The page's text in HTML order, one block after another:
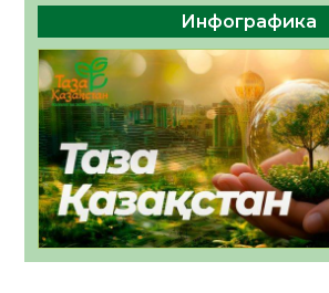
Инфографика